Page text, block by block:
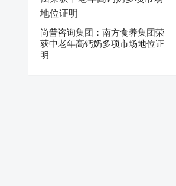
尚普咨询集团：南方食养集团荣
获中老年高钙奶多项市场地位证
明